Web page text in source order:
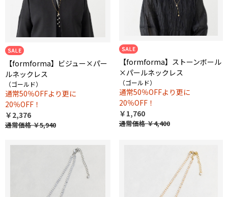
【formforma】ビジュー×パー
ルネックレス
（ゴールド）
通常50％OFFより更に
20％OFF！
￥2,376
通常価格￥5,940
【formforma】ストーンボール
×パールネックレス
（ゴールド）
通常50％OFFより更に
20％OFF！
￥1,760
通常価格￥4,400